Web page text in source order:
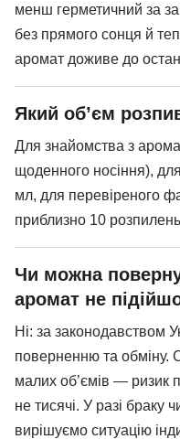
менш герметичний за
без прямого сонця й
аромат доживе до
Який об’єм
Для знайомства з
щоденного носіння),
мл, для перевіреного
приблизно 10
Чи можна
аромат не
Ні: за законодавством
поверненню та обміну.
малих об’ємів — ризик
не тисячі. У разі браку
вирішуємо ситуацію